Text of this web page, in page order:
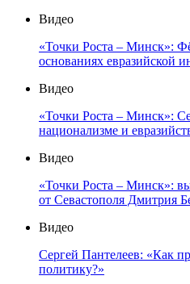
Видео
«Точки Роста – Минск»:
основаниях евразийской
Видео
«Точки Роста – Минск»:
национализме и
Видео
«Точки Роста – Минск»:
от Севастополя Дмитрия
Видео
Сергей Пантелеев: «Как
политику?»